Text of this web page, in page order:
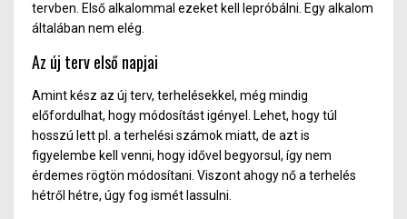
tervben. Első alkalommal ezeket kell lepróbálni. Egy alkalom
általában nem elég.
Az új terv első napjai
Amint kész az új terv, terhelésekkel, még mindig
előfordulhat, hogy módosítást igényel. Lehet, hogy túl
hosszú lett pl. a terhelési számok miatt, de azt is
figyelembe kell venni, hogy idővel begyorsul, így nem
érdemes rögtön módosítani. Viszont ahogy nő a terhelés
hétről hétre, úgy fog ismét lassulni.